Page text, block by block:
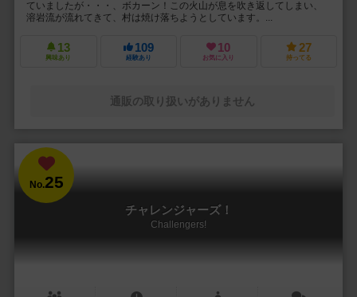
ていましたが・・・、ボカーン！この火山が息を吹き返してしまい、
溶岩流が流れてきて、村は焼け落ちようとしています。...
13
興味あり
109
経験あり
10
お気に入り
27
持ってる
通販の取り扱いがありません
No.25
チャレンジャーズ！
Challengers!